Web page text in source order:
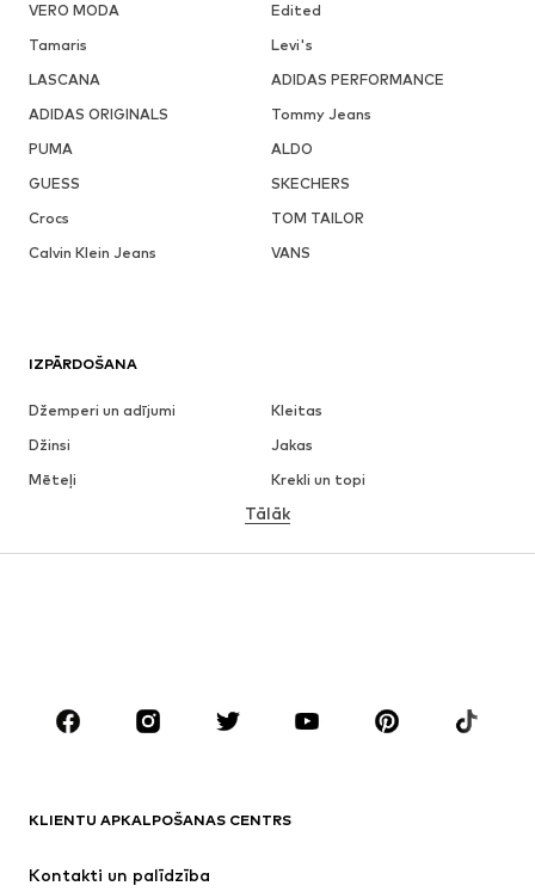
VERO MODA
Edited
Tamaris
Levi's
LASCANA
ADIDAS PERFORMANCE
ADIDAS ORIGINALS
Tommy Jeans
PUMA
ALDO
GUESS
SKECHERS
Crocs
TOM TAILOR
Calvin Klein Jeans
VANS
IZPĀRDOŠANA
Džemperi un adījumi
Kleitas
Džinsi
Jakas
Mēteļi
Krekli un topi
Apakšveļa
Svārki
Blūzes un tunikas
Aksesuāri
Premium
Jaunumi
Šobrīd populāri
Tālāk
KLIENTU APKALPOŠANAS CENTRS
Kontakti un palīdzība